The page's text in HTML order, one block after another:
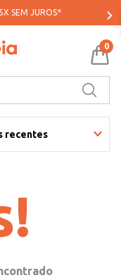
SEM JUROS*
0
recentes